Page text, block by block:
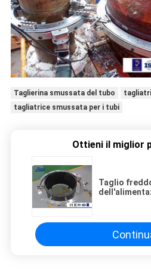
Taglierina smussata del tubo
tagliatrice smussata per i tubi
Ottieni il miglior
Taglio